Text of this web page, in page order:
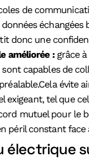
de
données
donc une
améliorée :grâce à
capables de
évite
exigeant, tel que
mutuel pour le
péril constant
électrique